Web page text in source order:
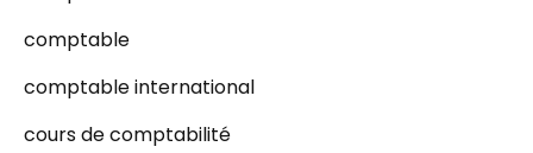
comptable
comptable international
cours de comptabilité